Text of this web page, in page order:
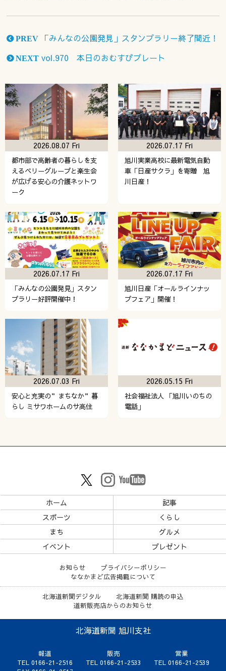
PREV 「みんなの公園発見」スタンプラリー終了間近！
NEXT vol.970 本日のおむすびプレート
都市部で高齢者の暮らしを支
えるベリーグループと楽生会
が広げる安心の介護ネットワ
ーク
2026.08.07 Fri
旭川実業高校に最新電気自動
車「日産サクラ」を寄贈 旭
川日産！
2026.07.17 Fri
「みんなの公園発見」スタン
プラリー好評開催中！
2026.07.17 Fri
旭川日産「オールラインナッ
プフェア」開催！
2026.07.17 Fri
安心と充実の”まちなか”暮
らし ミサワホームのサ高住
2026.07.03 Fri
社会福祉法人 「旭川いのちの
電話」
2026.05.15 Fri
ホーム
記事
スポーツ
くらし
まち
グルメ
イベント
プレゼント
お知らせ
プライバシーポリシー
ななかまど広告掲載について
北海道新聞デジタル
北海道新聞 購読の申込
道新販売店からのお知らせ
北海道新聞 旭川支社
報道
TEL 0166-21-2516
販売
TEL 0166-21-2533
営業
TEL 0166-21-2539